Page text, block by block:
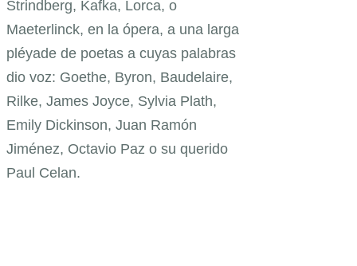
Strindberg, Kafka, Lorca, o
Maeterlinck, en la ópera, a una larga
pléyade de poetas a cuyas palabras
dio voz: Goethe, Byron, Baudelaire,
Rilke, James Joyce, Sylvia Plath,
Emily Dickinson, Juan Ramón
Jiménez, Octavio Paz o su querido
Paul Celan.